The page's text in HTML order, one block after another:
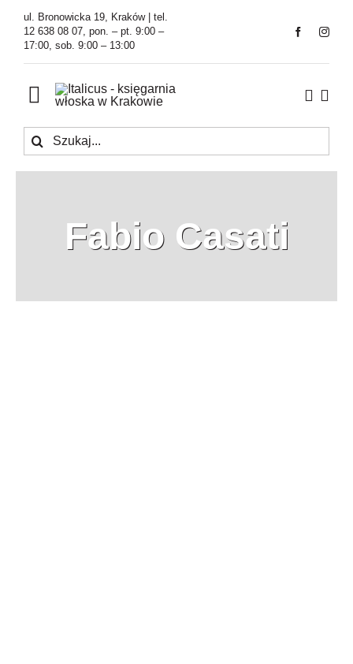
Przejdź
zawartości
ul. Bronowicka 19, Kraków | tel.
12 638 08 07, pon. – pt. 9:00 –
17:00, sob. 9:00 – 13:00
Toggle
Navigation
Księgarnia
Tłumaczenia
Szukaj
Fabio Casati